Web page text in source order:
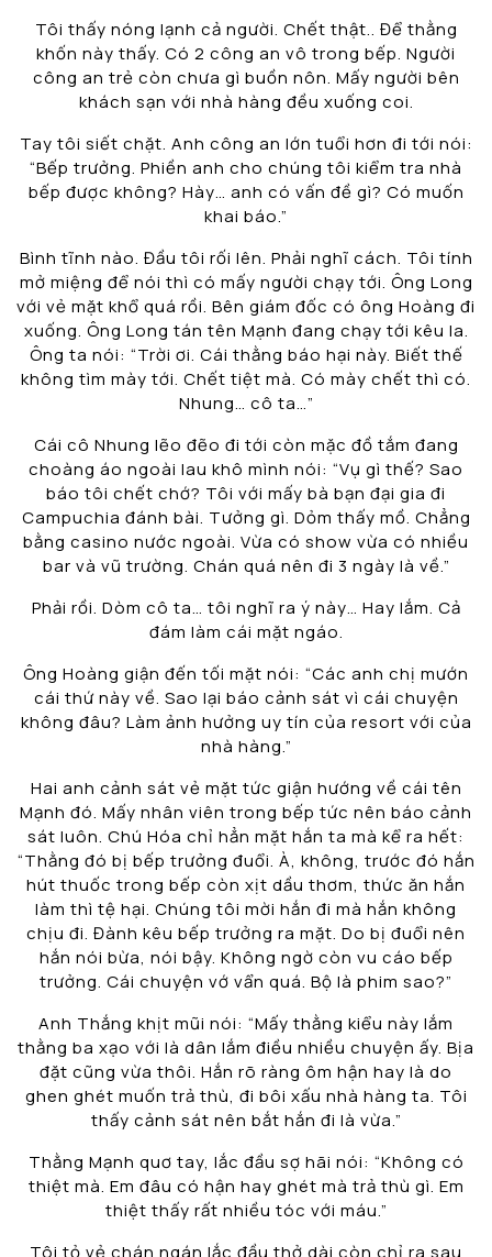
Tôi thấy nóng lạnh cả người. Chết thật.. Để thằng
khốn này thấy. Có 2 công an vô trong bếp. Người
công an trẻ còn chưa gì buồn nôn. Mấy người bên
khách sạn với nhà hàng đều xuống coi.
Tay tôi siết chặt. Anh công an lớn tuổi hơn đi tới nói:
“Bếp trưởng. Phiền anh cho chúng tôi kiểm tra nhà
bếp được không? Hày… anh có vấn đề gì? Có muốn
khai báo.”
Bình tĩnh nào. Đầu tôi rối lên. Phải nghĩ cách. Tôi tính
mở miệng để nói thì có mấy người chạy tới. Ông Long
với vẻ mặt khổ quá rồi. Bên giám đốc có ông Hoàng đi
xuống. Ông Long tán tên Mạnh đang chạy tới kêu la.
Ông ta nói: “Trời ơi. Cái thằng báo hại này. Biết thế
không tìm mày tới. Chết tiệt mà. Có mày chết thì có.
Nhung… cô ta…”
Cái cô Nhung lẽo đẽo đi tới còn mặc đồ tắm đang
choàng áo ngoài lau khô mình nói: “Vụ gì thế? Sao
báo tôi chết chớ? Tôi với mấy bà bạn đại gia đi
Campuchia đánh bài. Tưởng gì. Dỏm thấy mồ. Chẳng
bằng casino nước ngoài. Vừa có show vừa có nhiều
bar và vũ trường. Chán quá nên đi 3 ngày là về.”
Phải rồi. Dòm cô ta… tôi nghĩ ra ý này… Hay lắm. Cả
đám làm cái mặt ngáo.
Ông Hoàng giận đến tối mặt nói: “Các anh chị mướn
cái thứ này về. Sao lại báo cảnh sát vì cái chuyện
không đâu? Làm ảnh hưởng uy tín của resort với của
nhà hàng.”
Hai anh cảnh sát vẻ mặt tức giận hướng về cái tên
Mạnh đó. Mấy nhân viên trong bếp tức nên báo cảnh
sát luôn. Chú Hóa chỉ hẳn mặt hắn ta mà kể ra hết:
“Thằng đó bị bếp trưởng đuổi. À, không, trước đó hắn
hút thuốc trong bếp còn xịt dầu thơm, thức ăn hắn
làm thì tệ hại. Chúng tôi mời hắn đi mà hắn không
chịu đi. Đành kêu bếp trưởng ra mặt. Do bị đuổi nên
hắn nói bừa, nói bậy. Không ngờ còn vu cáo bếp
trưởng. Cái chuyện vớ vẩn quá. Bộ là phim sao?”
Anh Thắng khịt mũi nói: “Mấy thằng kiểu này lắm
thằng ba xạo với là dân lắm điều nhiều chuyện ấy. Bịa
đặt cũng vừa thôi. Hắn rõ ràng ôm hận hay là do
ghen ghét muốn trả thù, đi bôi xấu nhà hàng ta. Tôi
thấy cảnh sát nên bắt hắn đi là vừa.”
Thằng Mạnh quơ tay, lắc đầu sợ hãi nói: “Không có
thiệt mà. Em đâu có hận hay ghét mà trả thù gì. Em
thiệt thấy rất nhiều tóc với máu.”
Tôi tỏ vẻ chán ngán lắc đầu thở dài còn chỉ ra sau